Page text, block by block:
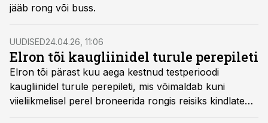
jääb rong või buss.
UUDISED24.04.26, 11:06
Elron tõi kaugliinidel turule perepileti
Elron tõi pärast kuu aega kestnud testperioodi
kaugliinidel turule perepileti, mis võimaldab kuni
viieliikmelisel perel broneerida rongis reisiks kindlate
istekohtadega ala ja sõita kuni poole soodsamalt kui